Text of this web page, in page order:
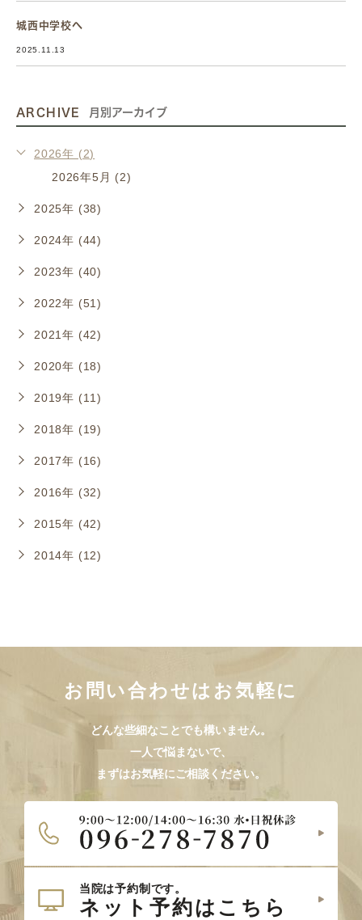
城西中学校へ
2025.11.13
ARCHIVE 月別アーカイブ
2026年 (2)
2026年5月 (2)
2025年 (38)
2024年 (44)
2023年 (40)
2022年 (51)
2021年 (42)
2020年 (18)
2019年 (11)
2018年 (19)
2017年 (16)
2016年 (32)
2015年 (42)
2014年 (12)
お問い合わせはお気軽に
どんな些細なことでも構いません。
一人で悩まないで、
まずはお気軽にご相談ください。